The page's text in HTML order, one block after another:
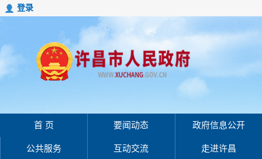
登录
首 页 要闻动态 政府信息公开
公共服务 互动交流 走进许昌